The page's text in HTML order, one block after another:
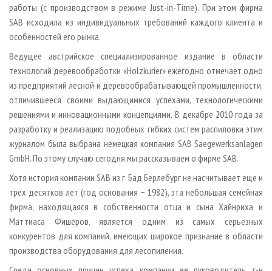
работы (с производством в режиме Just-in-Time). При этом фирма
SAB исходила из индивидуальных требований каждого клиента и
особенностей его рынка.
Ведущее австрийское специализированное издание в области
технологий деревообработки «Holzkurier» ежегодно отмечает одно
из предприятий лесной и деревообрабатывающей промышленности,
отличившееся своими выдающимися успехами, технологическими
решениями и инновационными концепциями. В декабре 2010 года за
разработку и реализацию подобных гибких систем распиловки этим
журналом была выбрана немецкая компания SAB Saegewerksanlagen
GmbH. По этому случаю сегодня мы рассказываем о фирме SAB.
Хотя история компании SAB из г. Бад Берлебург не насчитывает еще и
трех десятков лет (год основания − 1982), эта небольшая семейная
фирма, находящаяся в собственности отца и сына Хайнриха и
Маттиаса Фишеров, является одним из самых серьезных
конкурентов для компаний, имеющих широкое признание в области
производства оборудования для лесопиления.